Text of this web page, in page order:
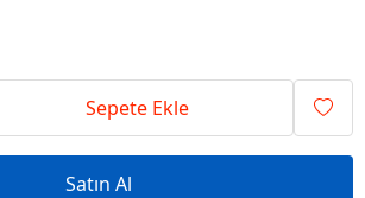
Sepete Ekle
Satın Al